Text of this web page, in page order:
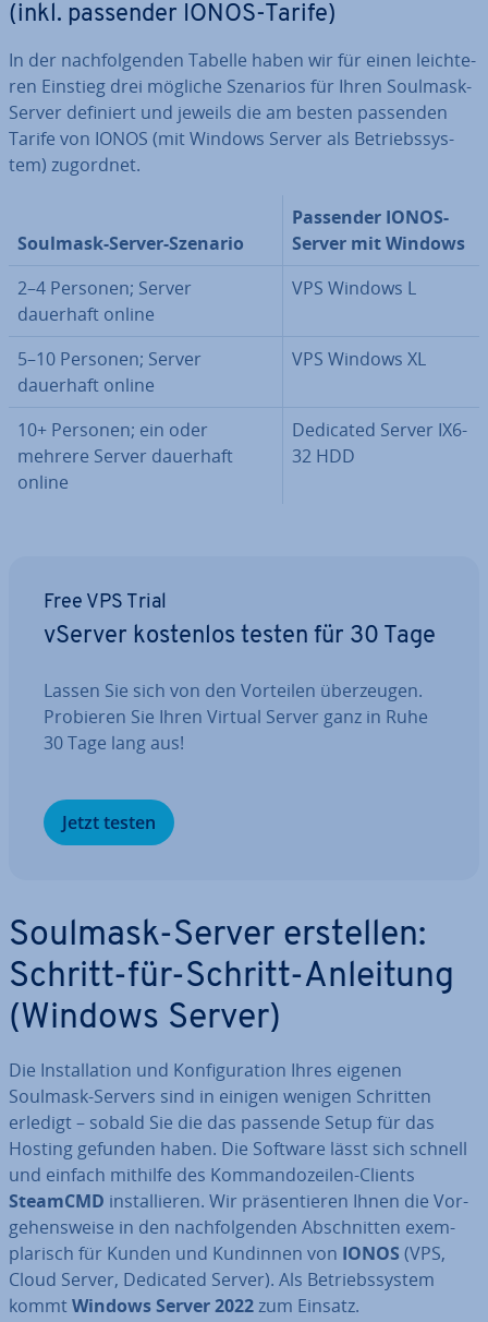
(inkl. passender IONOS-Tarife)
In der nach­fol­gen­den Tabelle haben wir für einen leich­te­
ren Einstieg drei mögliche Szenarios für Ihren Soulmask-
Server definiert und jeweils die am besten passenden
Tarife von IONOS (mit Windows Server als Be­triebs­sys­
tem) zugordnet.
Soulmask-Server-Szenario
Passender IONOS-
Server mit Windows
2–4 Personen; Server
dauerhaft online
VPS Windows L
5–10 Personen; Server
dauerhaft online
VPS Windows XL
10+ Personen; ein oder
mehrere Server dauerhaft
online
Dedicated Server IX6-
32 HDD
Free VPS Trial
vServer kostenlos testen für 30 Tage
Lassen Sie sich von den Vorteilen über­zeu­gen.
Probieren Sie Ihren Virtual Server ganz in Ruhe
30 Tage lang aus!
Jetzt testen
Soulmask-Server erstellen:
Schritt-für-Schritt-Anleitung
(Windows Server)
Die In­stal­la­ti­on und Kon­fi­gu­ra­ti­on Ihres eigenen
Soulmask-Servers sind in einigen wenigen Schritten
erledigt – sobald Sie die das passende Setup für das
Hosting gefunden haben. Die Software lässt sich schnell
und einfach mithilfe des Kom­man­do­zei­len-Clients
SteamCMD in­stal­lie­ren. Wir prä­sen­tie­ren Ihnen die Vor­
ge­hens­wei­se in den nach­fol­gen­den Ab­schnit­ten ex­em­
pla­risch für Kunden und Kundinnen von IONOS (VPS,
Cloud Server, Dedicated Server). Als Be­triebs­sys­tem
kommtWindows Server 2022zum Einsatz.